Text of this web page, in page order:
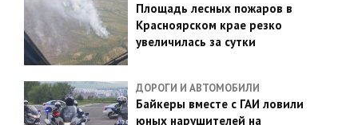
Площадь лесных пожаров в
Красноярском крае резко
увеличилась за сутки
ДОРОГИ И АВТОМОБИЛИ
Байкеры вместе с ГАИ ловили
юных нарушителей на